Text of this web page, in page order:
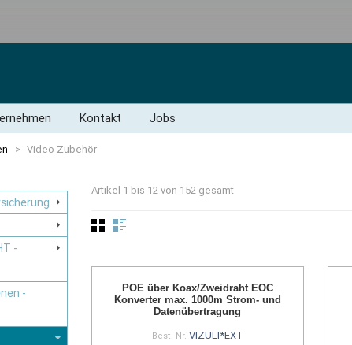
Kontakt Jobs
> Video Zubehör
Artikel 1 bis 12 von 152 gesamt
POE über Koax/Zweidraht EOC
Konverter max. 1000m Strom- und
Datenübertragung
Best.-Nr. VIZULI*EXT
-
-